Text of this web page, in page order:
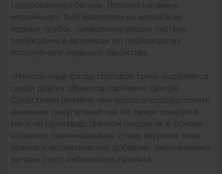
тонированного бетона. Логотип магазина
мороженого был закреплен на каркасе из
медных трубок, символизирующих систему
охлаждения в автоматах по производству
популярного ледяного лакомства.
«Монолитный фасад торговой точки выделяется
среди других объектов торгового центра.
Средствами дизайна нам удалось сосредоточить
внимание покупателей как на самом продукте,
так и на производственном процессе, в основе
которого перемешивание слоев фруктов, ягод,
орехов и ароматических добавок», рассказывают
авторы этого небольшого проекта.